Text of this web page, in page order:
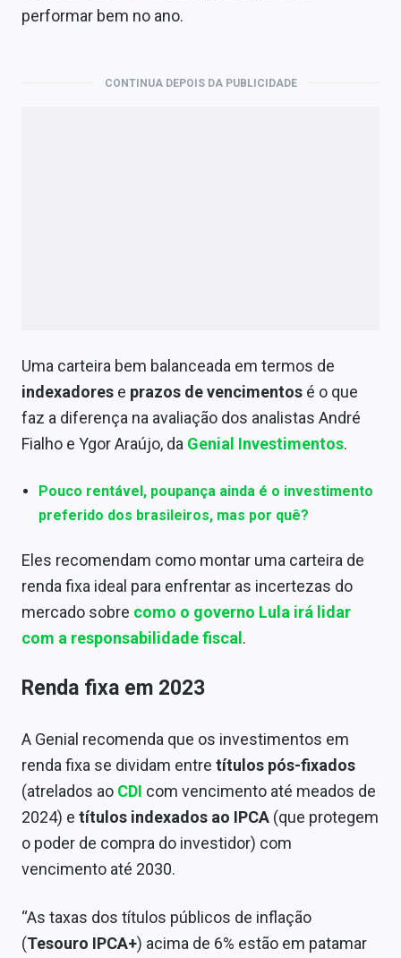
Sobre
Expediente
Contato
performar bem no ano.
CONTINUA DEPOIS DA PUBLICIDADE
Uma carteira bem balanceada em termos de
indexadores e prazos de vencimentos é o que
faz a diferença na avaliação dos analistas André
Fialho e Ygor Araújo, da Genial Investimentos.
Pouco rentável, poupança ainda é o investimento
preferido dos brasileiros, mas por quê?
Eles recomendam como montar uma carteira de
renda fixa ideal para enfrentar as incertezas do
mercado sobre como o governo Lula irá lidar
com a responsabilidade fiscal .
Renda fixa em 2023
A Genial recomenda que os investimentos em
renda fixa se dividam entre títulos pós-fixados
(atrelados ao CDI com vencimento até meados de
2024) e títulos indexados ao IPCA (que protegem
o poder de compra do investidor) com
vencimento até 2030.
“As taxas dos títulos públicos de inflação
(Tesouro IPCA+) acima de 6% estão em patamar